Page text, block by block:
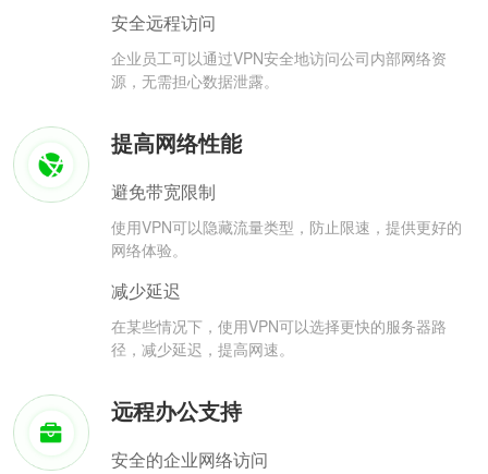
安全远程访问
企业员工可以通过VPN安全地访问公司内部网络资
源，无需担心数据泄露。
提高网络性能
避免带宽限制
使用VPN可以隐藏流量类型，防止限速，提供更好的
网络体验。
减少延迟
在某些情况下，使用VPN可以选择更快的服务器路
径，减少延迟，提高网速。
远程办公支持
安全的企业网络访问